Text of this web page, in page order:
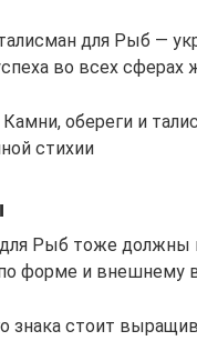
для Рыб —
во всех сферах
обереги и
стихии
Рыб тоже должны
форме и внешнему
знака стоит